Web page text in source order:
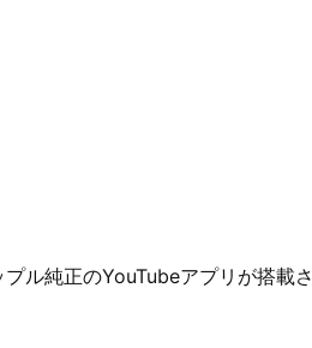
ル純正のYouTubeアプリが搭載さ